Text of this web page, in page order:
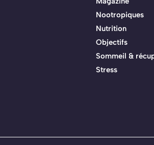
Nootropiques
Nutrition
Objectifs
Sommeil &
Stress